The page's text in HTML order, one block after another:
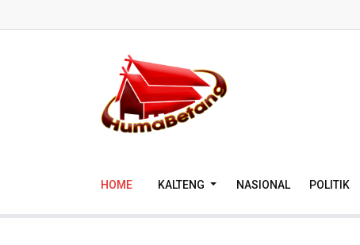
HOME KALTENG NASIONAL POLITIK